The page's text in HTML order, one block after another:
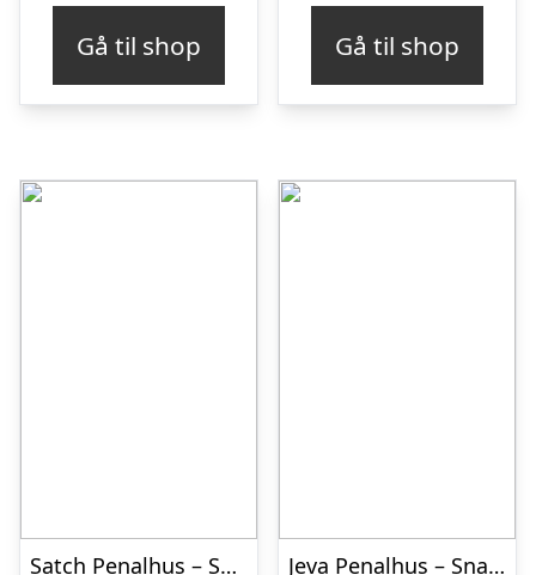
Gå til shop Gå til shop
Satch Penalhus – Sun Catcher Jeva Penalhus – Snap – All Ball